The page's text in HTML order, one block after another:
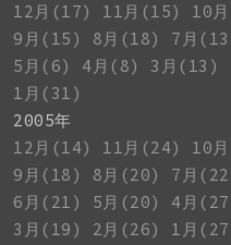
12月(17)
11月(15)
10
9月(15)
8月(18) 7月
5月(6)
4月(8) 3月(13)
1月(31)
2005年
12月(14)
11月(24)
10
9月(18)
8月(20)
7月
6月(21)
5月(20)
4月
3月(19)
2月(26)
1月